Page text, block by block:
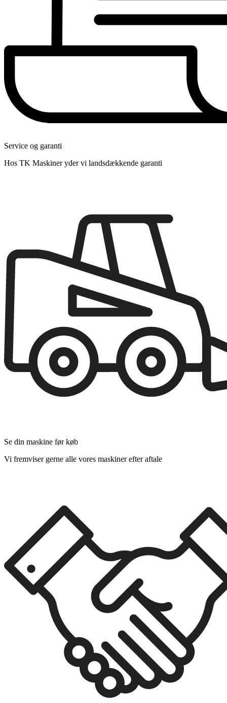
Service og garanti
Hos TK Maskiner yder vi landsdækkende garanti
Se din maskine før køb
Vi fremviser gerne alle vores maskiner efter aftale